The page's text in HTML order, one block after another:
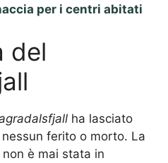
per i centri abitati
del
ha lasciato
nessun ferito o morto. La
è mai stata in